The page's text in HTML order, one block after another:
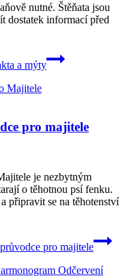
nutné. Štěňata jsou
dostatek informací před
a mýty
pro majitele
je nezbytným
o těhotnou psí fenku.
připravit se na těhotenství
pro majitele